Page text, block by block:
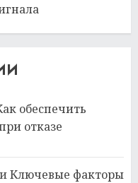
обеспечить
отказе
Ключевые факторы